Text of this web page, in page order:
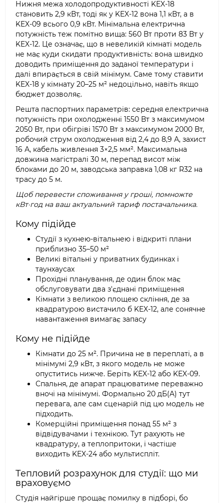
Нижня межа холодопродуктивності KEX-18
становить 2,9 кВт, тоді як у KEX-12 вона 1,1 кВт, а в
KEX-09 всього 0,9 кВт. Мінімальна електрична
потужність теж помітно вища: 560 Вт проти 83 Вт у
KEX-12. Це означає, що в невеликій кімнаті модель
не має куди скидати продуктивність: вона швидко
доводить приміщення до заданої температури і
далі впирається в свій мінімум. Саме тому ставити
KEX-18 у кімнату 20–25 м² недоцільно, навіть якщо
бюджет дозволяє.
Решта паспортних параметрів: середня електрична
потужність при охолодженні 1550 Вт з максимумом
2050 Вт, при обігріві 1570 Вт з максимумом 2000 Вт,
робочий струм охолодження від 2,4 до 8,9 А, захист
16 А, кабель живлення 3×2,5 мм². Максимальна
довжина магістралі 30 м, перепад висот між
блоками до 20 м, заводська заправка 1,08 кг R32 на
трасу до 5 м.
Щоб перевести споживання у гроші, помножте
кВт·год на ваш актуальний тариф постачальника.
Кому підійде
Студії з кухнею-вітальнею і відкриті плани
приблизно 35–50 м²
Великі вітальні у приватних будинках і
таунхаусах
Прохідні планування, де один блок має
обслуговувати два з'єднані приміщення
Кімнати з великою площею скління, де за
квадратурою вистачило б KEX-12, але сонячне
навантаження вимагає запасу
Кому не підійде
Кімнати до 25 м². Причина не в переплаті, а в
мінімумі 2,9 кВт, з якого модель не може
опуститись нижче. Беріть KEX-12 або KEX-09.
Спальня, де апарат працюватиме переважно
вночі на мінімумі. Формально 20 дБ(A) тут
перевага, але сам сценарій під цю модель не
підходить.
Комерційні приміщення понад 55 м² з
відвідувачами і технікою. Тут рахують не
квадратуру, а теплопритоки, і частіше
виходить KEX-24 або мультиспліт.
Тепловий розрахунок для студії: що ми
враховуємо
Студія найгірше прощає помилку в підборі, бо